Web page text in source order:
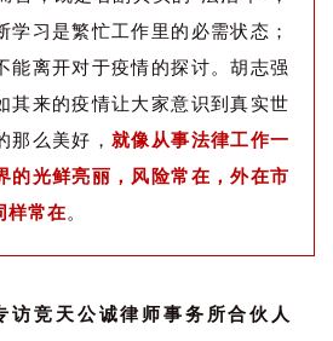
学习是繁忙工作里的必需状态；
能离开对于疫情的探讨。胡志强
其来的疫情让大家意识到真实世
那么美好，就像从事法律工作一
的光鲜亮丽，风险常在，外在市
样常在。
竞天公诚律师事务所合伙人